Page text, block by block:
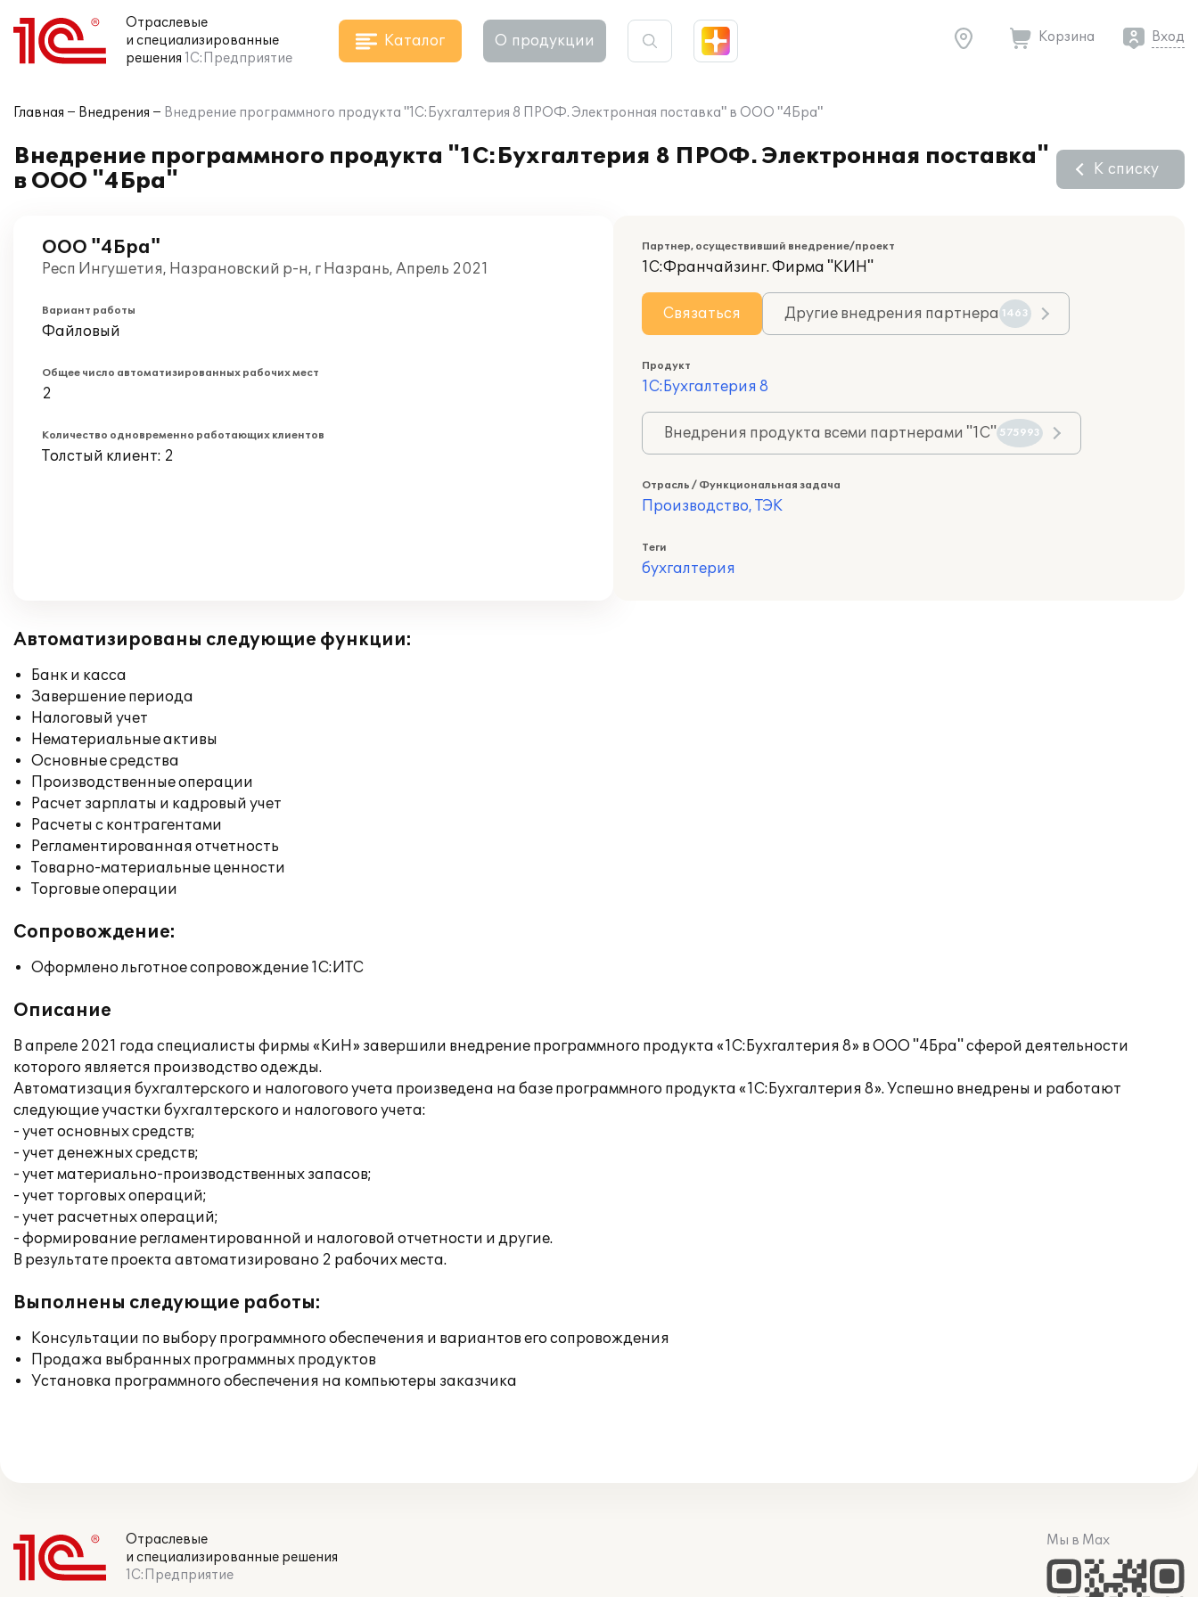
Отраслевые
и специализированные
решения 1С:Предприятие
Каталог О продукции Корзина Вход
Главная Внедрения Внедрение программного продукта "1С:Бухгалтерия 8 ПРОФ. Электронная поставка" в ООО "4Бра"
Внедрение программного продукта "1С:Бухгалтерия 8 ПРОФ. Электронная поставка"
в ООО "4Бра"
К списку
ООО "4Бра"
Респ Ингушетия, Назрановский р-н, г Назрань, Апрель 2021
Вариант работы
Файловый
Общее число автоматизированных рабочих мест
2
Количество одновременно работающих клиентов
Толстый клиент: 2
Партнер, осуществивший внедрение/проект
1С:Франчайзинг. Фирма "КИН"
Связаться Другие внедрения партнера 1463
Продукт
1С:Бухгалтерия 8
Внедрения продукта всеми партнерами "1С" 575993
Отрасль / Функциональная задача
Производство, ТЭК
Теги
бухгалтерия
Автоматизированы следующие функции:
Банк и касса
Завершение периода
Налоговый учет
Нематериальные активы
Основные средства
Производственные операции
Расчет зарплаты и кадровый учет
Расчеты с контрагентами
Регламентированная отчетность
Товарно-материальные ценности
Торговые операции
Сопровождение:
Оформлено льготное сопровождение 1С:ИТС
Описание
В апреле 2021 года специалисты фирмы «КиН» завершили внедрение программного продукта «1С:Бухгалтерия 8» в ООО "4Бра" сферой деятельности
которого является производство одежды.
Автоматизация бухгалтерского и налогового учета произведена на базе программного продукта «1С:Бухгалтерия 8». Успешно внедрены и работают
следующие участки бухгалтерского и налогового учета:
- учет основных средств;
- учет денежных средств;
- учет материально-производственных запасов;
- учет торговых операций;
- учет расчетных операций;
- формирование регламентированной и налоговой отчетности и другие.
В результате проекта автоматизировано 2 рабочих места.
Выполнены следующие работы:
Консультации по выбору программного обеспечения и вариантов его сопровождения
Продажа выбранных программных продуктов
Установка программного обеспечения на компьютеры заказчика
Отраслевые
и специализированные решения
1С:Предприятие
Мы в Max